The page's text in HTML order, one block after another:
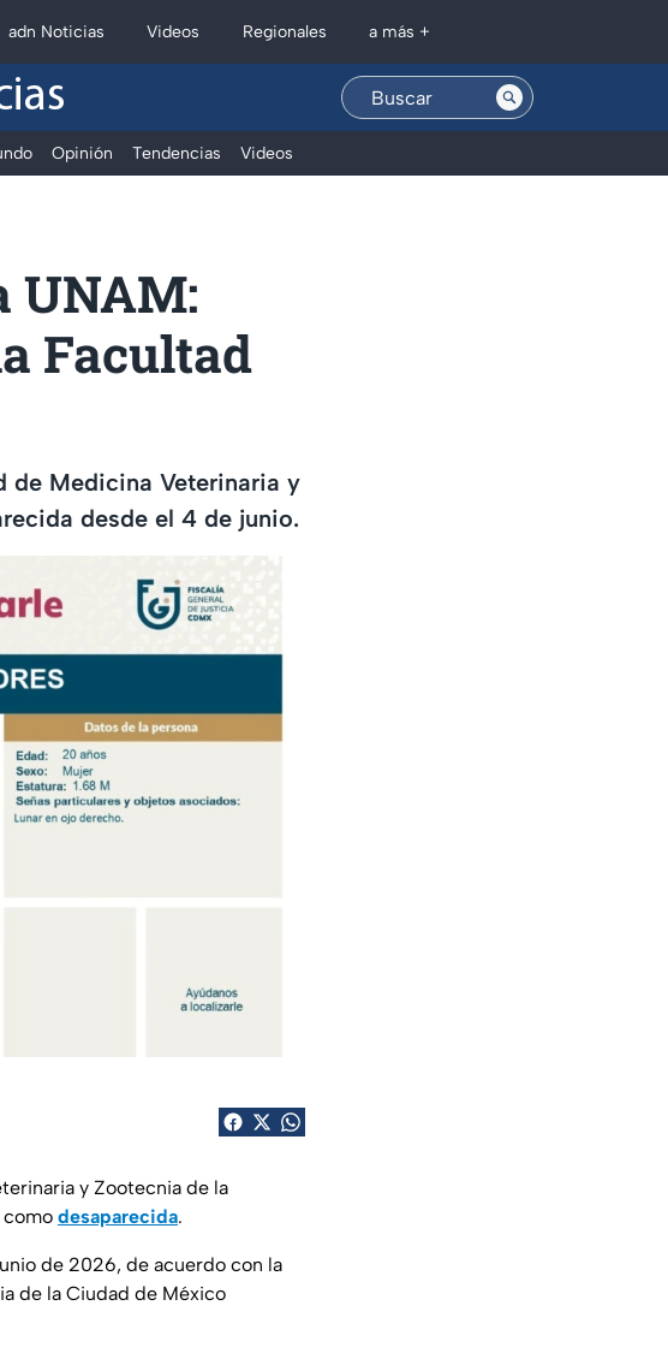
adn Noticias Videos Regionales a más +
Opinión Tendencias Videos
UNAM:
Facultad
de Medicina Veterinaria y
desde el 4 de junio.
y Zootecnia de la
como desaparecida.
de 2026, de acuerdo con la
de la Ciudad de México